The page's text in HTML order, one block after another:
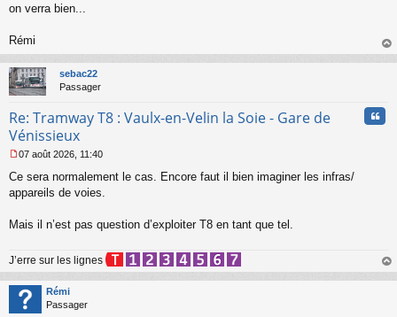
o
u
on verra bien...
Rémi
au
sebac22
Passager
Re: Tramway T8 : Vaulx-en-Velin la Soie - Gare de
Vénissieux
e
s
g
n
o
n
l
u
07 août 2026, 11:40
Ce sera normalement le cas. Encore faut il bien imaginer les infras/
appareils de voies.
Mais il n’est pas question d’exploiter T8 en tant que tel.
J’erre sur les lignes
au
Rémi
Passager